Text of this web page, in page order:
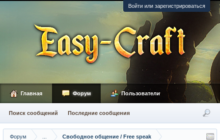
Войти или зарегистрироваться
Форум Свободное общение / Free speak
Главная Форум
Поиск сообщений Последние сообщения
Пользователи